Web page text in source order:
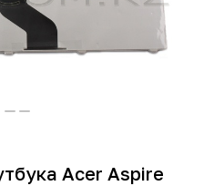
Acer Aspire